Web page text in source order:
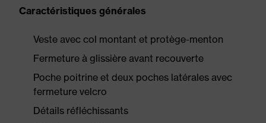
Caractéristiques générales
Veste avec col montant et protège-menton
Fermeture à glissière avant recouverte
Poche poitrine et deux poches latérales avec
fermeture velcro
Détails réfléchissants